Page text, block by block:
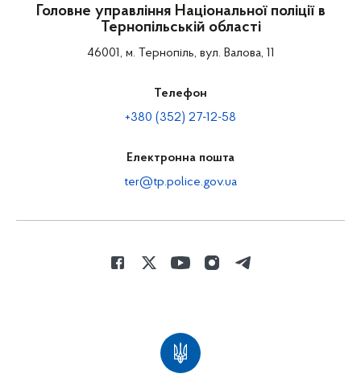
Головне управління Національної поліції в
Тернопільській області
46001, м. Тернопіль, вул. Валова, 11
Телефон
+380 (352) 27-12-58
Електронна пошта
ter@tp.police.gov.ua